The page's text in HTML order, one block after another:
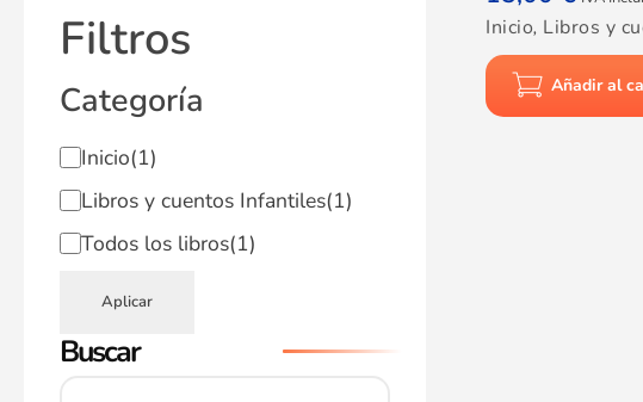
Filtros
Categoría
Inicio(1)
Libros y cuentos Infantiles(1)
Todos los libros(1)
Aplicar
Buscar
Inicio, Libros y
Añadir al